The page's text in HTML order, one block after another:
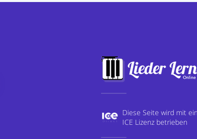
Diese Seite wird mit
ICE Lizenz betrieben